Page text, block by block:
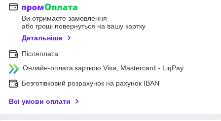
Ви отримаєте замовлення
або гроші повернуться на вашу картку
Детальніше
Післяплата
Онлайн-оплата карткою Visa, Mastercard - LiqPay
Безготівковий розрахунок на рахунок IBAN
Всі умови оплати